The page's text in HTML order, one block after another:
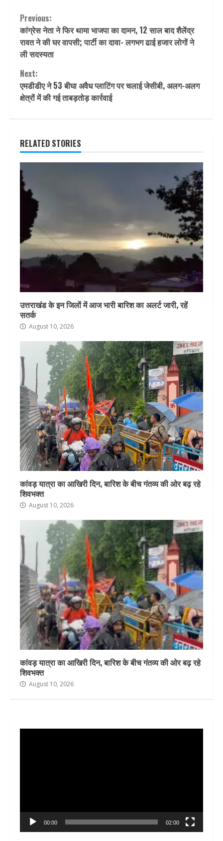
Continue
Reading
Previous:
कांग्रेस नेता ने फिर थामा भाजपा का दामन, 12 साल बाद शैलेंद्र
रावत ने की घर वापसी; पार्टी का दावा- लगभग ढाई हजार लोगों ने
ली सदस्यता
Next:
एमडीडीए ने 53 बीघा अवैध प्लाटिंग पर चलाई जेसीबी, अलग-अलग
क्षेत्रों में की गई ताबड़तोड़ कार्रवाई
RELATED STORIES
उत्तराखंड के इन जिलों में आज भारी बारिश का अलर्ट जारी, रहें
सतर्क
August 10, 2026
कांवड़ यात्रा का आखिरी दिन, बारिश के बीच गंतव्य की ओर बढ़ रहे
शिवभक्त
August 10, 2026
कांवड़ यात्रा का आखिरी दिन, बारिश के बीच गंतव्य की ओर बढ़ रहे
शिवभक्त
August 10, 2026
00:00 02:00